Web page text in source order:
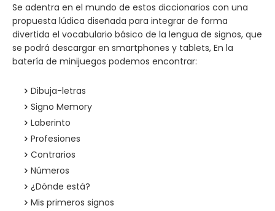
Se adentra en el mundo de estos diccionarios con una
propuesta lúdica diseñada para integrar de forma
divertida el vocabulario básico de la lengua de signos, que
se podrá descargar en smartphones y tablets, En la
batería de minijuegos podemos encontrar:
Dibuja-letras
Signo Memory
Laberinto
Profesiones
Contrarios
Números
¿Dónde está?
Mis primeros signos